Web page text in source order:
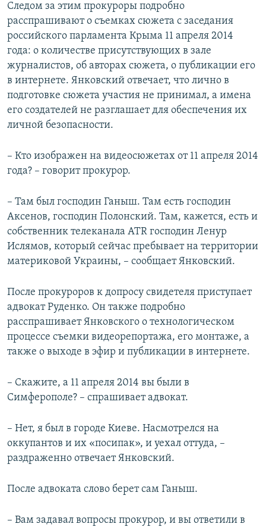
Следом за этим прокуроры подробно
расспрашивают о съемках сюжета с заседания
российского парламента Крыма 11 апреля 2014
года: о количестве присутствующих в зале
журналистов, об авторах сюжета, о публикации его
в интернете. Янковский отвечает, что лично в
подготовке сюжета участия не принимал, а имена
его создателей не разглашает для обеспечения их
личной безопасности.
– Кто изображен на видеосюжетах от 11 апреля 2014
года? – говорит прокурор.
– Там был господин Ганыш. Там есть господин
Аксенов, господин Полонский. Там, кажется, есть и
собственник телеканала ATR господин Ленур
Ислямов, который сейчас пребывает на территории
материковой Украины, – сообщает Янковский.
После прокуроров к допросу свидетеля приступает
адвокат Руденко. Он также подробно
расспрашивает Янковского о технологическом
процессе съемки видеорепортажа, его монтаже, а
также о выходе в эфир и публикации в интернете.
– Скажите, а 11 апреля 2014 вы были в
Симферополе? – спрашивает адвокат.
– Нет, я был в городе Киеве. Насмотрелся на
оккупантов и их «посипак», и уехал оттуда, –
раздраженно отвечает Янковский.
После адвоката слово берет сам Ганыш.
– Вам задавал вопросы прокурор, и вы ответили в